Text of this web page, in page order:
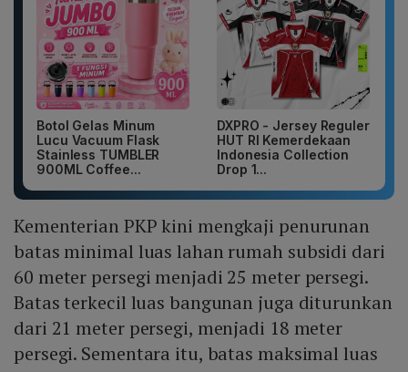
Botol Gelas Minum
Lucu Vacuum Flask
Stainless TUMBLER
900ML Coffee...
DXPRO - Jersey Reguler
HUT RI Kemerdekaan
Indonesia Collection
Drop 1...
Kementerian PKP kini mengkaji penurunan
batas minimal luas lahan rumah subsidi dari
60 meter persegi menjadi 25 meter persegi.
Batas terkecil luas bangunan juga diturunkan
dari 21 meter persegi, menjadi 18 meter
persegi. Sementara itu, batas maksimal luas